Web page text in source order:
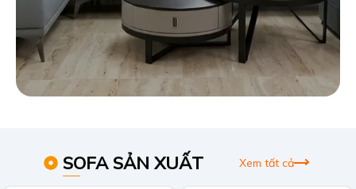
SOFA SẢN XUẤT Xem tất cả